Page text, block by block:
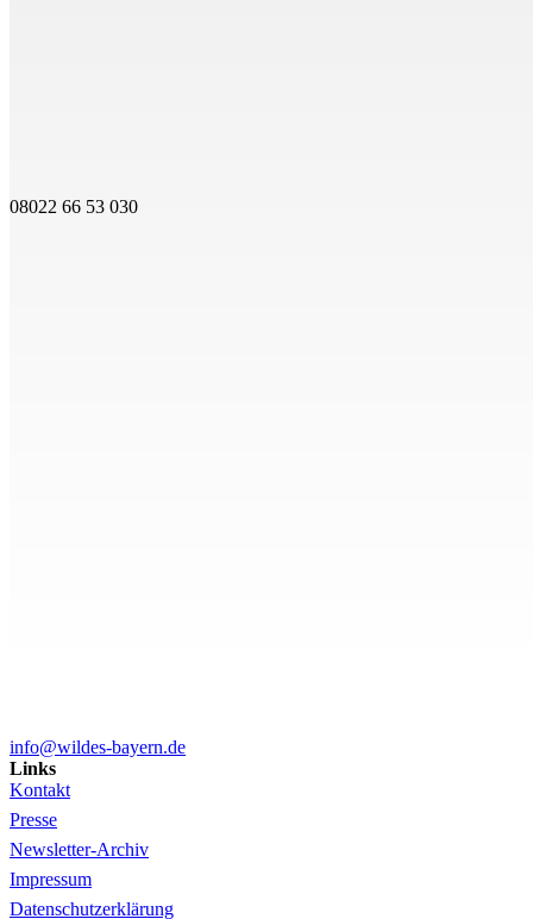
08022 66 53 030
info@wildes-bayern.de
Links
Kontakt
Presse
Newsletter-Archiv
Impressum
Datenschutzerklärung